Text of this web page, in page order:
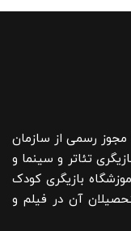
مجوز رسمی از سازمان
تئاتر و سینما و
بازیگری کودک
آن در فیلم و